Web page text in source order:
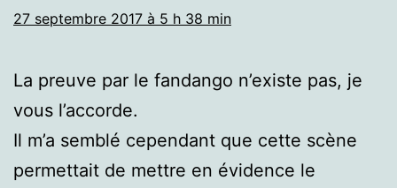
27 septembre 2017 à 5 h 38 min
La preuve par le fandango n’existe pas, je
vous l’accorde.
Il m’a semblé cependant que cette scène
permettait de mettre en évidence le